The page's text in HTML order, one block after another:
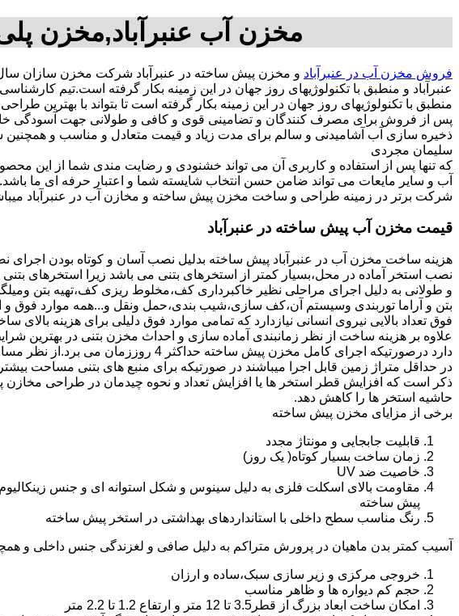
مخزن آب عنبرآباد,مخزن
فروش مخزن آب در عنبرآباد و مخزن پیش ساخته در عنبرآباد شرکت مخزن سازان
عنبرآباد و منطبق با تکنولوژیهای روز جهان در این زمینه بکار گرفته است.تیم
منطبق با تکنولوژیهای روز جهان در این زمینه بکار گرفته است تا بتواند با بهترین
پس از فروش برای مصرف کنندگان و تضامینی قوی و کافی و طولانی جهت آسودگی
سلیمان مجردی
که تنها پس از استفاده و کاربری آن می تواند خشنودی و رضایت مندی شما از این
آب و سایر مایعات می تواند ضامن حسن انتخاب شایسته شما و اعتبار حرفه ای ما
شرکت برتر در زمینه طراحی و ساخت مخزن پیش ساخته و مخازن آب در عنبرآباد
قیمت مخزن آب پیش ساخته در عنبرآباد
هزینه ساخت مخزن آب در عنبرآباد پیش ساخته بدلیل نصب آسان و کوتاه بودن اجرای
نصب استخر آماده در محل،بسیار کمتر از استخرهای بتنی می باشد زیرا استخرهای
و طولانی به دلیل اجرای مراحلی نظیر خاکبرداری کف،مخلوط ریزی کف،تهیه بتن
بتن و آراما توربندی وسیستم آن،کف سازی،شیب بندی،حمل ونقل و...همه موارد فوق و
فوق تعداد بالایی نیروی انسانی نیازدارد که تمامی موارد فوق دلیلی برای هزینه بالای
دارد درصورتیکه اجرای کامل مخزن پیش ساخته
در حداقل متراژ زمین قابل اجرا میباشند در صورتیکه برای منبع های بتنی مساحت
ذکر است که افزایش قطر استخر ها یا افزایش تعداد و نحوه چیدمان در طراحی مخازن
حاشیه استخر ها را کاهش دهد.
برخی از مزایای مخزن پیش ساخته
قابلیت جابجایی و مونتاژ مجدد
زمان ساخت بسیار کوتاه( یک روز)
خاصیت ضد UV
مقاومت بالای اسکلت فلزی به دلیل سینوس و شکل استوانه ای و جنس
پیش ساخته
رنگ مناسب سطح داخلی با استانداردهای بهداشتی در استخر پیش ساخته
آسیب کمتر بدن ماهیان در پرورش متراکم به دلیل صافی و لغزندگی جنس داخلی و
خروجی مرکزی و زیر سازی سبک،ساده و ارزان
حجم کم دیواره ها و ظاهر مناسب
امکان ساخت ابعاد بزرگ از قطر3.5 تا 12 متر و ارتفاع 1.2 تا 2.2 متر